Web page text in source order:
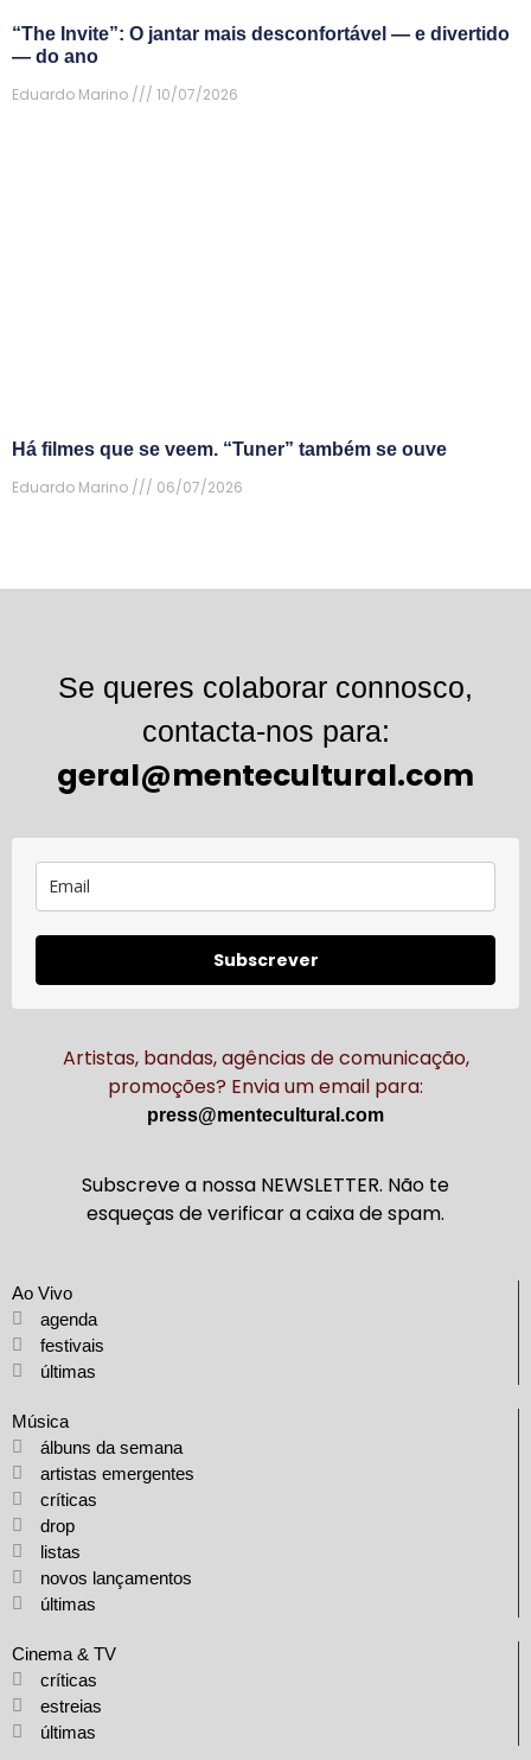
“The Invite”: O jantar mais desconfortável — e divertido
— do ano
Eduardo Marino
10/07/2026
Há filmes que se veem. “Tuner” também se ouve
Eduardo Marino
06/07/2026
Se queres colaborar connosco,
contacta-nos para:
geral@mentecultural.com
Subscrever
Artistas, bandas, agências de comunicação,
promoções? Envia um email para:
press@mentecultural.com
Subscreve a nossa NEWSLETTER. Não te
esqueças de verificar a caixa de spam.
Ao Vivo
agenda
festivais
últimas
Música
álbuns da semana
artistas emergentes
críticas
drop
listas
novos lançamentos
últimas
Cinema & TV
críticas
estreias
últimas